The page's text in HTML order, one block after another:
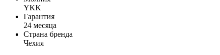
YKK
Гарантия
24 месяца
Страна бренда
Чехия